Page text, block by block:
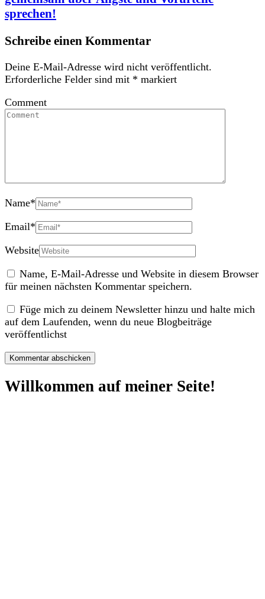
sprechen!
Schreibe einen Kommentar
Deine E-Mail-Adresse wird nicht veröffentlicht.
Erforderliche Felder sind mit * markiert
Comment
Name*
Email*
Website
Name, E-Mail-Adresse und Website in diesem Browser
für meinen nächsten Kommentar speichern.
Füge mich zu deinem Newsletter hinzu und halte mich
auf dem Laufenden, wenn du neue Blogbeiträge
veröffentlichst
Willkommen auf meiner Seite!